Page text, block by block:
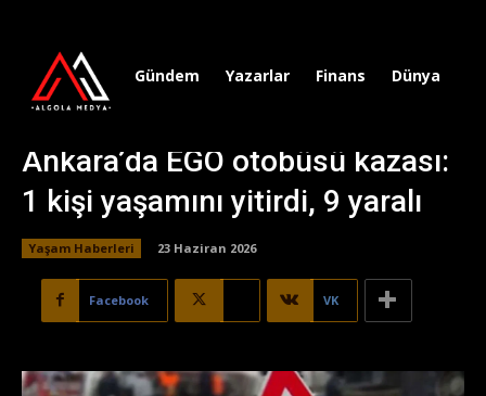
Gündem Yazarlar Finans Dünya
Ankara’da EGO otobüsü kazası:
1 kişi yaşamını yitirdi, 9 yaralı
Yaşam Haberleri 23 Haziran 2026
Facebook VK